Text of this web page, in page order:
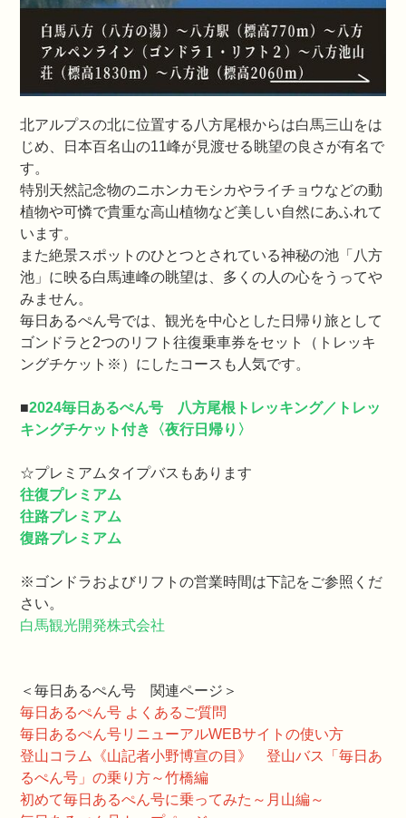
北アルプスの北に位置する八方尾根からは白馬三山をは
じめ、日本百名山の11峰が見渡せる眺望の良さが有名で
す。
特別天然記念物のニホンカモシカやライチョウなどの動
植物や可憐で貴重な高山植物など美しい自然にあふれて
います。
また絶景スポットのひとつとされている神秘の池「八方
池」に映る白馬連峰の眺望は、多くの人の心をうってや
みません。
毎日あるぺん号では、観光を中心とした日帰り旅として
ゴンドラと2つのリフト往復乗車券をセット（トレッキ
ングチケット※）にしたコースも人気です。
■2024毎日あるぺん号 八方尾根トレッキング／トレッ
キングチケット付き〈夜行日帰り〉
☆プレミアムタイプバスもあります
往復プレミアム
往路プレミアム
復路プレミアム
※ゴンドラおよびリフトの営業時間は下記をご参照くだ
さい。
白馬観光開発株式会社
＜毎日あるぺん号 関連ページ＞
毎日あるぺん号 よくあるご質問
毎日あるぺん号リニューアルWEBサイトの使い方
登山コラム《山記者小野博宣の目》 登山バス「毎日あ
るぺん号」の乗り方～竹橋編
初めて毎日あるぺん号に乗ってみた～月山編～